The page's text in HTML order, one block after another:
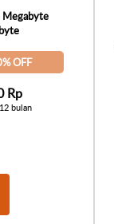
OFF
Rp
bulan